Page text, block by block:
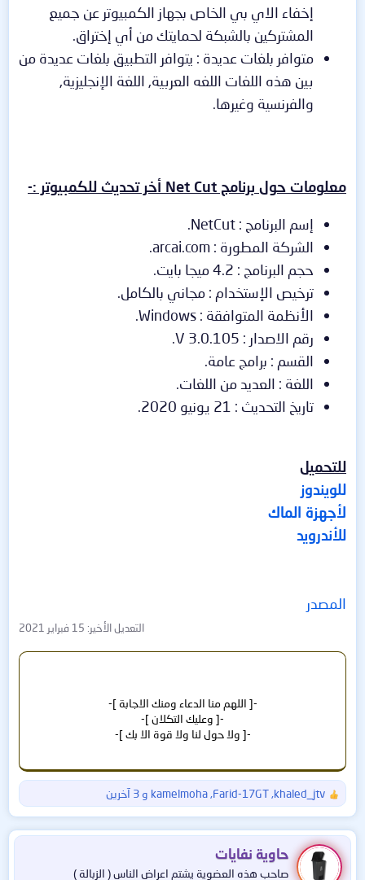
إخفاء الاي بي الخاص بجهاز الكمبيوتر عن جميع
المشتركين بالشبكة لحمايتك من أي إختراق.
متوافر بلغات عديدة : يتوافر التطبيق بلغات عديدة من
بين هذه اللغات اللغه العربية, اللغة الإنجليزية,
والفرنسية وغيرها.
معلومات حول برنامج Net Cut أخر تحديث للكمبيوتر :-
إسم البرنامج : NetCut.
الشركة المطورة : arcai.com.
حجم البرنامج : 4.2 ميجا بايت.
ترخيص الإستخدام : مجاني بالكامل.
الأنظمة المتوافقة : Windows.
رقم الاصدار : V 3.0.105.
القسم : برامج عامة.
اللغة : العديد من اللغات.
تاريخ التحديث : 21 يونيو 2020.
للتحميل
للويندوز
لأجهزة الماك
للأندرويد
المصدر
التعديل الأخير: 15 فبراير 2021
-[ اللهم منا الدعاء ومنك الاجابة ]-
-[ وعليك التكلان ]-
-[ ولا حول لنا ولا قوة الا بك ]-
ل
ت
ف
ا
ع
khaled_jtv
,
Farid-17GT
,
kamelmoha و 3 آخرين
حاوية نفايات
صاحب هذه العضوية يشتم اعراض الناس ( الزبالة )